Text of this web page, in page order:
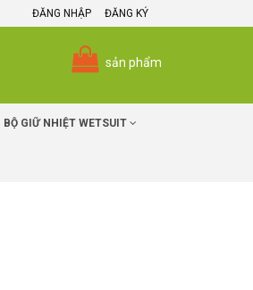
ĐĂNG NHẬP ĐĂNG KÝ
sản phẩm
BỘ GIỮ NHIỆT WETSUIT